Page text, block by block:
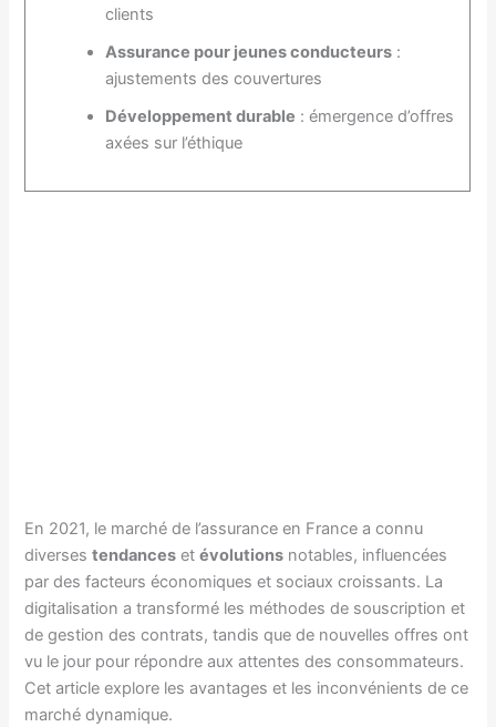
clients
Assurance pour jeunes conducteurs:
ajustements des couvertures
Développement durable : émergence d’offres
axées sur l’éthique
En 2021, le marché de l’assurance en France a connu
diversestendances etévolutions notables, influencées
par des facteurs économiques et sociaux croissants. La
digitalisation a transformé les méthodes de souscription et
de gestion des contrats, tandis que de nouvelles offres ont
vu le jour pour répondre aux attentes des consommateurs.
Cet article explore les avantages et les inconvénients de ce
marché dynamique.